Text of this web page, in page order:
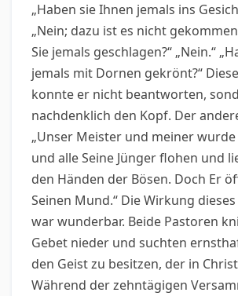
„Haben sie Ihnen jemals ins
„Nein; dazu ist es nicht
Sie jemals geschlagen?“ „Nein.“
jemals mit Dornen gekrönt?“
konnte er nicht beantworten,
nachdenklich den Kopf. Der
„Unser Meister und meiner
und alle Seine Jünger flohen und
den Händen der Bösen. Doch Er
Seinen Mund.“ Die Wirkung
war wunderbar. Beide Pastoren
Gebet nieder und suchten
den Geist zu besitzen, der in
Während der zehntägigen